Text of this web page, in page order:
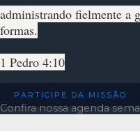
administrando fielmente a
formas.
1 Pedro 4:10
PARTICIPE DA MISSÃO
Confira nossa agenda